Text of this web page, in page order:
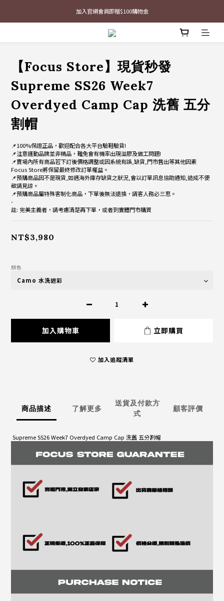
最新三方聯名倒鉤，火熱預購接單中🔥
加入官網會員即贈$100購物金
最新三方聯名倒鉤，火熱預購接單中🔥
【Focus Store】現貨秒發
Supreme SS26 Week7
Overdyed Camp Cap 洗舊 五分
割帽
📌100%保證正品，歡迎配合各大平台驗鞋驗貨!
📌注意運動品牌並非精品，難免會有機率出現溢膠及做工問題!
📌賣場內所有商品若下訂後價格調整或因系統有誤,缺貨,門市售出等其他因素
Focus Store將保留最終修改訂單權益。
📌預購商品因不是現貨,如遇海外庫存缺貨之狀況,會以訂單訊息協助通知,造成不便
敬請見諒。
📌預購商品屬特殊客制化商品，下單後無法退換，請客人務必三思。
-
註: 完美主義者，請考慮清楚再下單，或者到實體門市購買
NT$3,980
顏色
加入購物車 立即購買
加入追蹤清單
商品描述 了解更多
送貨及付款方
式
顧客評價
Supreme SS26 Week7 Overdyed Camp Cap 洗舊 五分割帽